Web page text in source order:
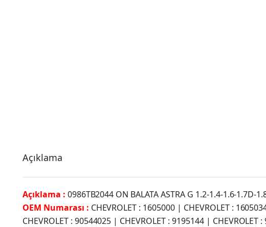
Açıklama
Açıklama : 0986TB2044 ON BALATA ASTRA G 1.2-1.4-1.6-1.7D-
OEM Numarası : CHEVROLET : 1605000 | CHEVROLET :
CHEVROLET : 90544025 | CHEVROLET : 9195144 |